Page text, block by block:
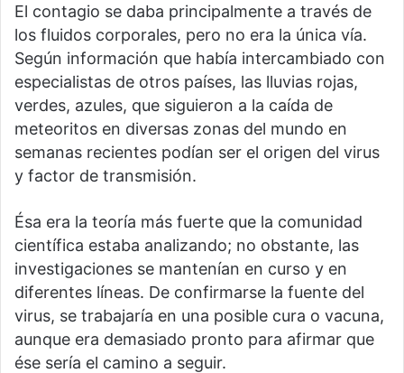
El contagio se daba principalmente a través de
los fluidos corporales, pero no era la única vía.
Según información que había intercambiado con
especialistas de otros países, las lluvias rojas,
verdes, azules, que siguieron a la caída de
meteoritos en diversas zonas del mundo en
semanas recientes podían ser el origen del virus
y factor de transmisión.
Ésa era la teoría más fuerte que la comunidad
científica estaba analizando; no obstante, las
investigaciones se mantenían en curso y en
diferentes líneas. De confirmarse la fuente del
virus, se trabajaría en una posible cura o vacuna,
aunque era demasiado pronto para afirmar que
ése sería el camino a seguir.